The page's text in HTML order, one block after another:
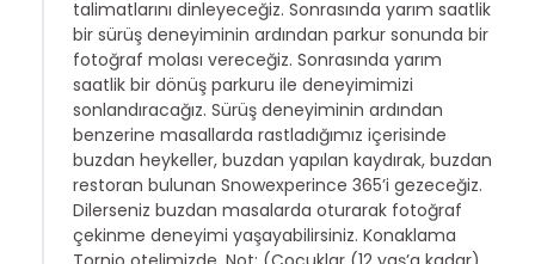
talimatlarını dinleyeceğiz. Sonrasında yarım saatlik
bir sürüş deneyiminin ardından parkur sonunda bir
fotoğraf molası vereceğiz. Sonrasında yarım
saatlik bir dönüş parkuru ile deneyimimizi
sonlandıracağız. Sürüş deneyiminin ardından
benzerine masallarda rastladığımız içerisinde
buzdan heykeller, buzdan yapılan kaydırak, buzdan
restoran bulunan Snowexperince 365’i gezeceğiz.
Dilerseniz buzdan masalarda oturarak fotoğraf
çekinme deneyimi yaşayabilirsiniz. Konaklama